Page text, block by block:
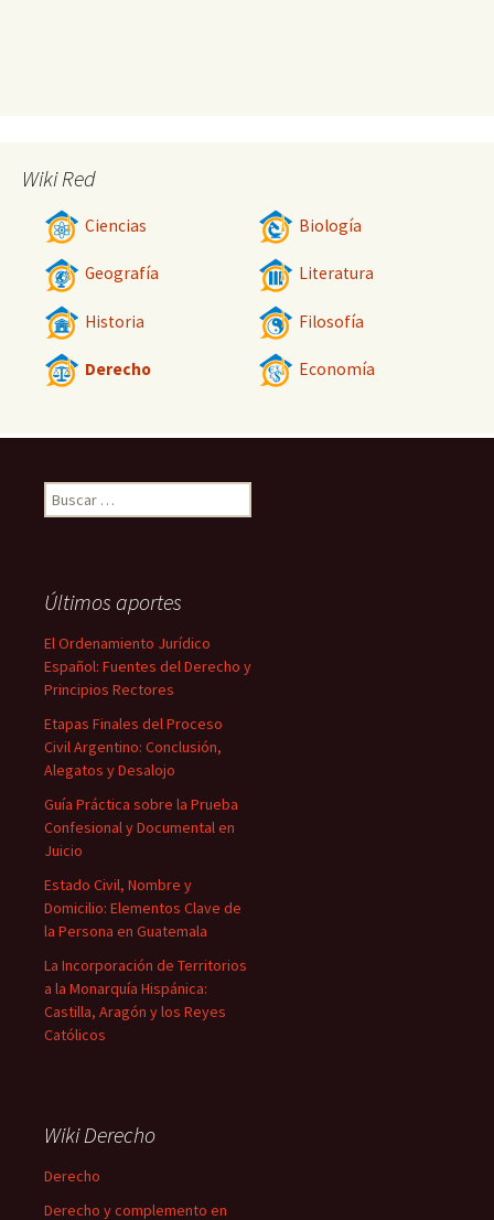
Wiki Red
Ciencias Biología
Geografía Literatura
Historia Filosofía
Derecho Economía
Buscar:
Últimos aportes
El Ordenamiento Jurídico
Español: Fuentes del Derecho y
Principios Rectores
Etapas Finales del Proceso
Civil Argentino: Conclusión,
Alegatos y Desalojo
Guía Práctica sobre la Prueba
Confesional y Documental en
Juicio
Estado Civil, Nombre y
Domicilio: Elementos Clave de
la Persona en Guatemala
La Incorporación de Territorios
a la Monarquía Hispánica:
Castilla, Aragón y los Reyes
Católicos
Wiki Derecho
Derecho
Derecho y complemento en